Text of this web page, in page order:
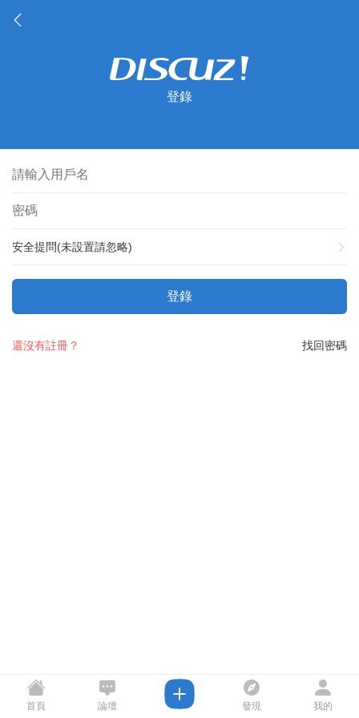
登錄
安全提問(未設置請忽略)
登錄
找回密碼
還沒有註冊？
首頁 論壇 發現 我的